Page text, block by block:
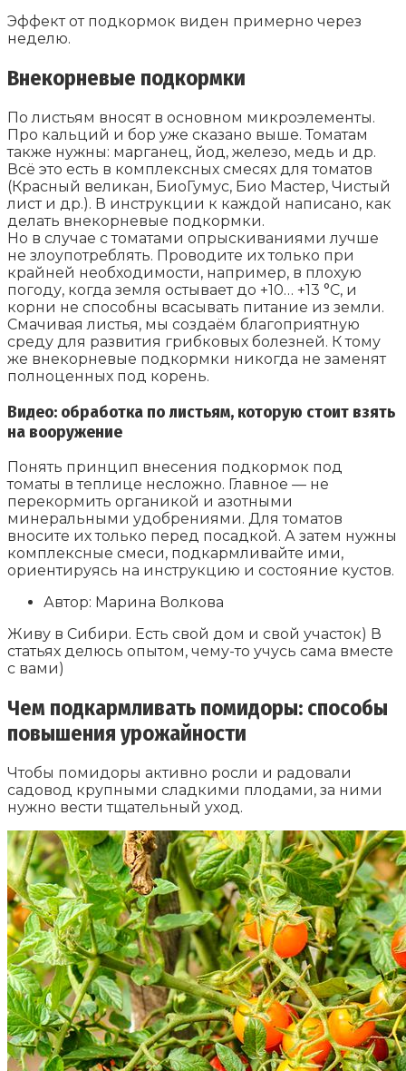
Эффект от подкормок виден примерно через
неделю.
Внекорневые подкормки
По листьям вносят в основном микроэлементы.
Про кальций и бор уже сказано выше. Томатам
также нужны: марганец, йод, железо, медь и др.
Всё это есть в комплексных смесях для томатов
(Красный великан, БиоГумус, Био Мастер, Чистый
лист и др.). В инструкции к каждой написано, как
делать внекорневые подкормки.
Но в случае с томатами опрыскиваниями лучше
не злоупотреблять. Проводите их только при
крайней необходимости, например, в плохую
погоду, когда земля остывает до +10… +13 °C, и
корни не способны всасывать питание из земли.
Смачивая листья, мы создаём благоприятную
среду для развития грибковых болезней. К тому
же внекорневые подкормки никогда не заменят
полноценных под корень.
Видео: обработка по листьям, которую стоит взять
на вооружение
Понять принцип внесения подкормок под
томаты в теплице несложно. Главное — не
перекормить органикой и азотными
минеральными удобрениями. Для томатов
вносите их только перед посадкой. А затем нужны
комплексные смеси, подкармливайте ими,
ориентируясь на инструкцию и состояние кустов.
Автор: Марина Волкова
Живу в Сибири. Есть свой дом и свой участок) В
статьях делюсь опытом, чему-то учусь сама вместе
с вами)
Чем подкармливать помидоры: способы
повышения урожайности
Чтобы помидоры активно росли и радовали
садовод крупными сладкими плодами, за ними
нужно вести тщательный уход.